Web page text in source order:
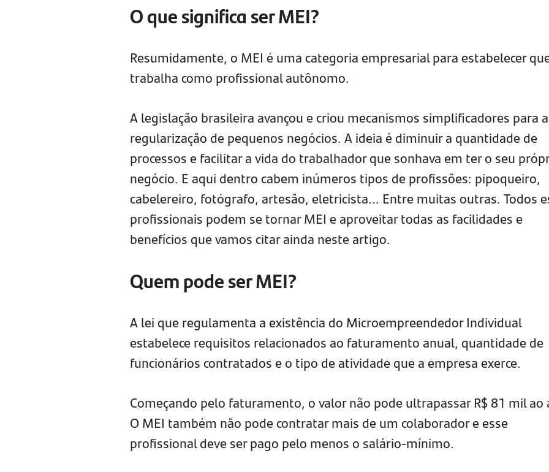
O que significa ser MEI?
Resumidamente, o MEI é uma categoria empresarial para estabelecer
trabalha como profissional autônomo.
A legislação brasileira avançou e criou mecanismos simplificadores para a
regularização de pequenos negócios. A ideia é diminuir a quantidade de
processos e facilitar a vida do trabalhador que sonhava em ter o seu
negócio. E aqui dentro cabem inúmeros tipos de profissões: pipoqueiro,
cabelereiro, fotógrafo, artesão, eletricista... Entre muitas outras. Todos
profissionais podem se tornar MEI e aproveitar todas as facilidades e
benefícios que vamos citar ainda neste artigo.
Quem pode ser MEI?
A lei que regulamenta a existência do Microempreendedor Individual
estabelece requisitos relacionados ao faturamento anual, quantidade de
funcionários contratados e o tipo de atividade que a empresa exerce.
Começando pelo faturamento, o valor não pode ultrapassar R$ 81 mil ao
O MEI também não pode contratar mais de um colaborador e esse
profissional deve ser pago pelo menos o salário-mínimo.